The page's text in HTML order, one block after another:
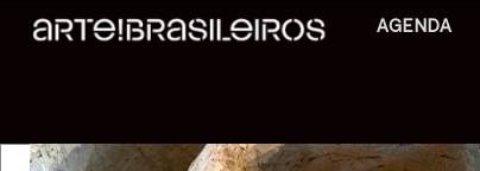
AGENDA